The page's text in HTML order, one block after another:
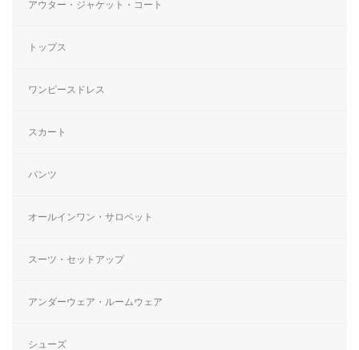
アウター・ジャケット・コート
トップス
ワンピースドレス
スカート
パンツ
オールインワン・サロペット
スーツ・セットアップ
アンダーウェア・ルームウェア
シューズ